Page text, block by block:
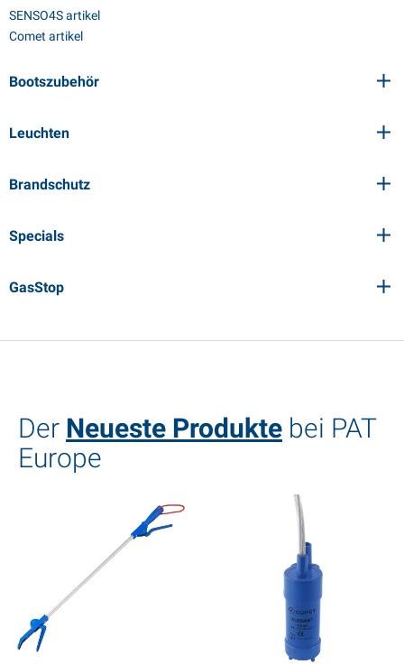
SENSO4S artikel
Comet artikel
Bootszubehör
Leuchten
Brandschutz
Specials
GasStop
Der Neueste Produkte bei PAT
Europe